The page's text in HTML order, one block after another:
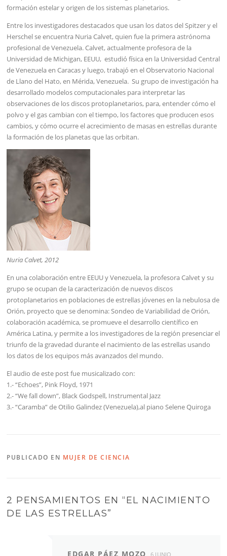
formación estelar y origen de los sistemas planetarios.
Entre los investigadores destacados que usan los datos del Spitzer y el
Herschel se encuentra Nuria Calvet, quien fue la primera astrónoma
profesional de Venezuela. Calvet, actualmente profesora de la
Universidad de Michigan, EEUU, estudió física en la Universidad Central
de Venezuela en Caracas y luego, trabajó en el Observatorio Nacional
de Llano del Hato, en Mérida, Venezuela. Su grupo de investigación ha
desarrollado modelos computacionales para interpretar las
observaciones de los discos protoplanetarios, para, entender cómo el
polvo y el gas cambian con el tiempo, los factores que producen esos
cambios, y cómo ocurre el acrecimiento de masas en estrellas durante
la formación de los planetas que las orbitan.
Nuria Calvet, 2012
En una colaboración entre EEUU y Venezuela, la profesora Calvet y su
grupo se ocupan de la caracterización de nuevos discos
protoplanetarios en poblaciones de estrellas jóvenes en la nebulosa de
Orión, proyecto que se denomina: Sondeo de Variabilidad de Orión,
colaboración académica, se promueve el desarrollo científico en
América Latina, y permite a los investigadores de la región presenciar el
triunfo de la gravedad durante el nacimiento de las estrellas usando
los datos de los equipos más avanzados del mundo.
El audio de este post fue musicalizado con:
1.- “Echoes”, Pink Floyd, 1971
2.- “We fall down”, Black Godspell, Instrumental Jazz
3.- “Caramba” de Otilio Galindez (Venezuela),al piano Selene Quiroga
PUBLICADO EN MUJER DE CIENCIA
2 PENSAMIENTOS EN “EL NACIMIENTO
DE LAS ESTRELLAS”
EDGAR PÁEZ MOZO 6 JUNIO,